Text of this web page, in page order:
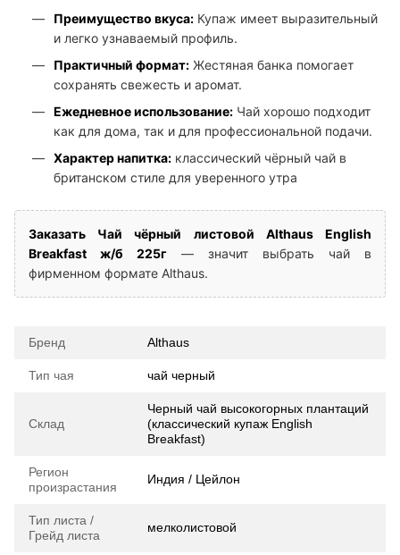
Преимущество вкуса: Купаж имеет выразительный
и легко узнаваемый профиль.
Практичный формат: Жестяная банка помогает
сохранять свежесть и аромат.
Ежедневное использование: Чай хорошо подходит
как для дома, так и для профессиональной подачи.
Характер напитка: классический чёрный чай в
британском стиле для уверенного утра
Заказать Чай чёрный листовой Althaus English
Breakfast ж/б 225г — значит выбрать чай в
фирменном формате Althaus.
Бренд Althaus
Тип чая чай черный
Склад
Черный чай высокогорных плантаций
(классический купаж English
Breakfast)
Регион
произрастания
Индия / Цейлон
Тип листа /
Грейд листа
мелколистовой